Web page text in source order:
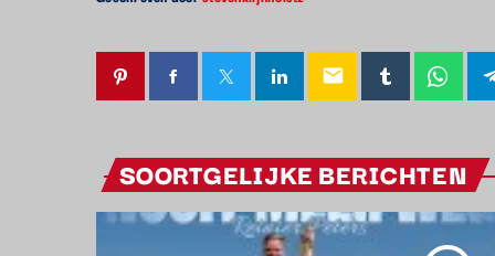
email
SOORTGELIJKE BERICHTEN